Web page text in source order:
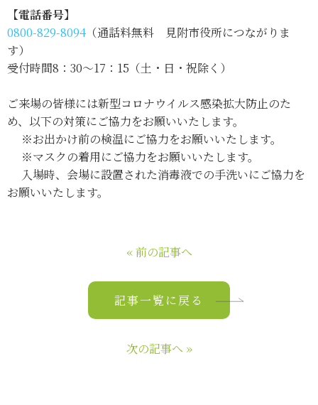
【電話番号】
0800-829-8094 （通話料無料 見附市役所につながりま
す）
受付時間8：30～17：15（土・日・祝除く）
ご来場の皆様には新型コロナウイルス感染拡大防止のた
め、以下の対策にご協力をお願いいたします。
※お出かけ前の検温にご協力をお願いいたします。
※マスクの着用にご協力をお願いいたします。
入場時、会場に設置された消毒液での手洗いにご協力を
お願いいたします。
« 前の記事へ
記事一覧に戻る
次の記事へ »